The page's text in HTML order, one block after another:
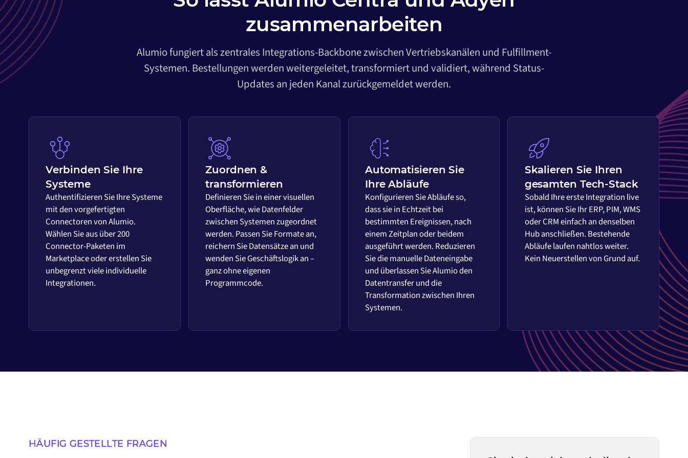
zusammenarbeiten
Alumio fungiert als zentrales Integrations-Backbone zwischen Vertriebskanälen und Fulfillment-
Systemen. Bestellungen werden weitergeleitet, transformiert und validiert, während Status-
Updates an jeden Kanal zurückgemeldet werden.
Verbinden Sie Ihre
Systeme
Authentifizieren Sie Ihre Systeme
mit den vorgefertigten
Connectoren von Alumio.
Wählen Sie aus über 200
Connector-Paketen im
Marketplace oder erstellen Sie
unbegrenzt viele individuelle
Integrationen.
Zuordnen &
transformieren
Definieren Sie in einer visuellen
Oberfläche, wie Datenfelder
zwischen Systemen zugeordnet
werden. Passen Sie Formate an,
reichern Sie Datensätze an und
wenden Sie Geschäftslogik an –
ganz ohne eigenen
Programmcode.
Automatisieren Sie
Ihre Abläufe
Konfigurieren Sie Abläufe so,
dass sie in Echtzeit bei
bestimmten Ereignissen, nach
einem Zeitplan oder beidem
ausgeführt werden. Reduzieren
Sie die manuelle Dateneingabe
und überlassen Sie Alumio den
Datentransfer und die
Transformation zwischen Ihren
Systemen.
Skalieren Sie Ihren
gesamten Tech-Stack
Sobald Ihre erste Integration live
ist, können Sie Ihr ERP, PIM, WMS
oder CRM einfach an denselben
Hub anschließen. Bestehende
Abläufe laufen nahtlos weiter.
Kein Neuerstellen von Grund auf.
HÄUFIG GESTELLTE FRAGEN